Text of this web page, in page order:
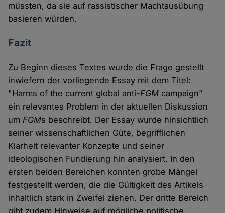
müssten, da sie auf rassistischer Machtausübung
basieren würden.
Fazit
Zu Beginn dieses Textes wurde die Frage gestellt
inwiefern der vorliegende Essay mit dem Titel:
"Harms of the current global anti-FGM campaign"
ein relevantes Problem in der aktuellen Diskussion
umFGMs beschreibt. Der Essay wurde hinsichtlich
seiner wissenschaftlichen Güte, begrifflichen
Klarheit relevanter Konzepte und seiner
ideologischen Fundierung hin analysiert. In den
ersten beiden Bereichen konnten grobe Mängel
festgestellt werden, die die Gültigkeit des Artikels
inhaltlich stark in Zweifel ziehen. Der dritte Bereich